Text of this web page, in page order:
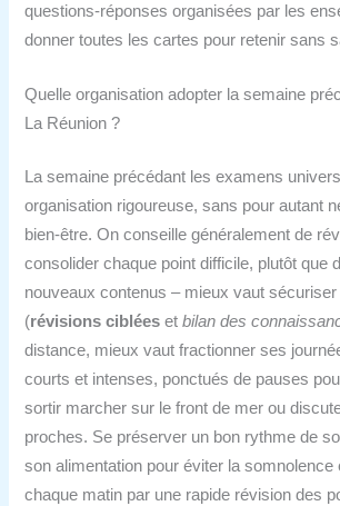
questions-réponses organisées par les
donner toutes les cartes pour retenir sans
Quelle organisation adopter la semaine
La Réunion ?
La semaine précédant les examens
organisation rigoureuse, sans pour autant
bien-être. On conseille généralement de
consolider chaque point difficile, plutôt que
nouveaux contenus – mieux vaut
(révisions ciblées etbilan des
distance, mieux vaut fractionner ses
courts et intenses, ponctués de pauses
sortir marcher sur le front de mer ou
proches. Se préserver un bon rythme de
son alimentation pour éviter la somnolence
chaque matin par une rapide révision des